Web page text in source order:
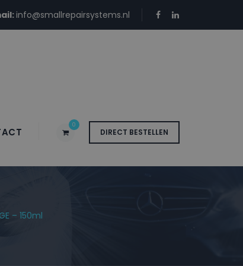
info@smallrepairsystems.nl
DIRECT BESTELLEN
0
Lak
– 150ml